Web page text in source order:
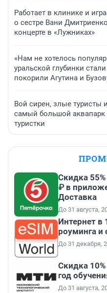
Работает в клинике и
о сестре Вани
концерте в «Лужниках»
«Нам не хотелось
уральской глубинки
покорили Агутина и
Вой сирен, злые туристы
самый большой
туристки
Скидка
₽ в
Доставка
До 31 августа,
Интернет в
роуминга и
До 31 декабря,
Скидка
год
До 31 августа,